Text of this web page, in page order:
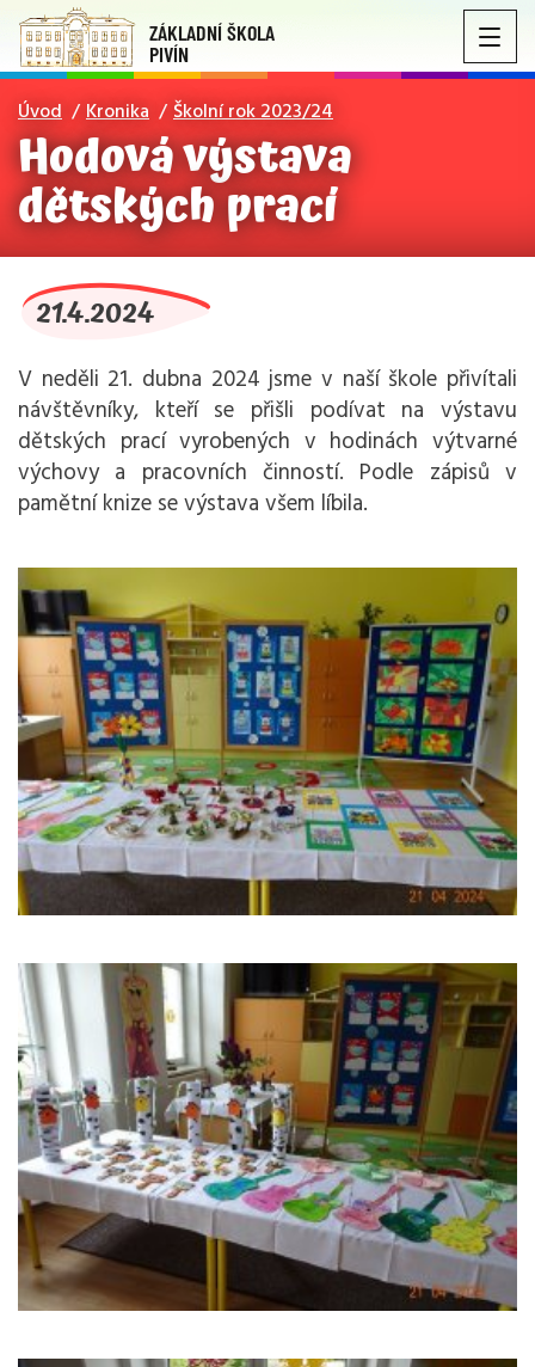
ZÁKLADNÍ ŠKOLA
PIVÍN
Úvod Kronika Školní rok 2023/24
Hodová výstava
dětských prací
21.4.2024
V neděli 21. dubna 2024 jsme v naší škole přivítali
návštěvníky, kteří se přišli podívat na výstavu
dětských prací vyrobených v hodinách výtvarné
výchovy a pracovních činností. Podle zápisů v
pamětní knize se výstava všem líbila.